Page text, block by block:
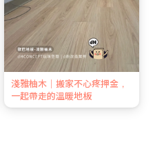
淺雅柚木｜搬家不心疼押金，
一起帶走的溫暖地板